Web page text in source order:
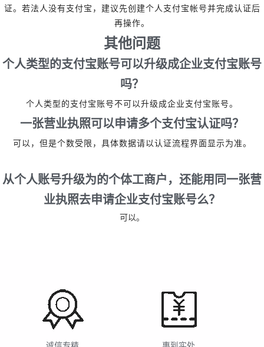
证。若法人没有支付宝，建议先创建个人支付宝帐号并完成认证后
再操作。
其他问题
个人类型的支付宝账号可以升级成企业支付宝账号
吗？
个人类型的支付宝账号不可以升级成企业支付宝账号。
一张营业执照可以申请多个支付宝认证吗？
可以，但是个数受限，具体数据请以认证流程界面显示为准。
从个人账号升级为的个体工商户，还能用同一张营
业执照去申请企业支付宝账号么？
可以。